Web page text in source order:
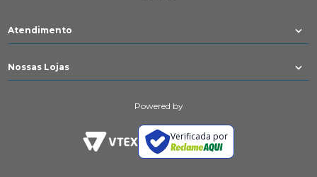
Atendimento
Nossas Lojas
Powered by
Verificada por